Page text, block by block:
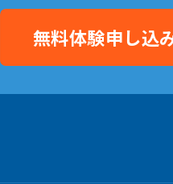
無料体験申し込